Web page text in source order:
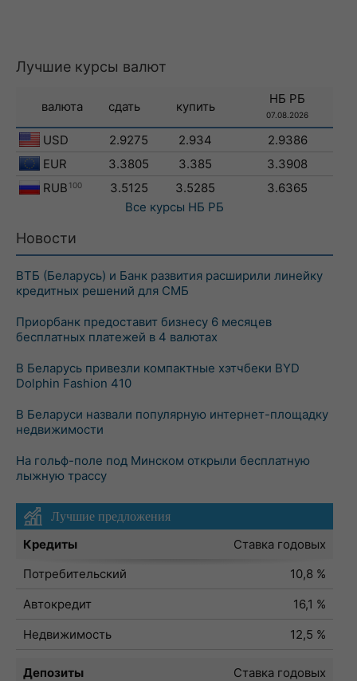
Лучшие курсы валют
валюта сдать купить
НБ РБ
07.08.2026
USD 2.9275 2.934
2.9386
EUR
3.3805 3.385
3.3908
RUB 100 3.5125 3.5285
3.6365
Все курсы НБ РБ
Новости
ВТБ (Беларусь) и Банк развития расширили линейку
кредитных решений для СМБ
Приорбанк предоставит бизнесу 6 месяцев
бесплатных платежей в 4 валютах
В Беларусь привезли компактные хэтчбеки BYD
Dolphin Fashion 410
В Беларуси назвали популярную интернет-площадку
недвижимости
На гольф-поле под Минском открыли бесплатную
лыжную трассу
Лучшие предложения
Кредиты
Ставка годовых
Потребительский
10,8 %
Автокредит
16,1 %
Недвижимость
12,5 %
Депозиты
Ставка годовых